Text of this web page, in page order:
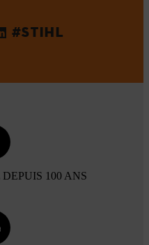
#STIHL
100 ANS